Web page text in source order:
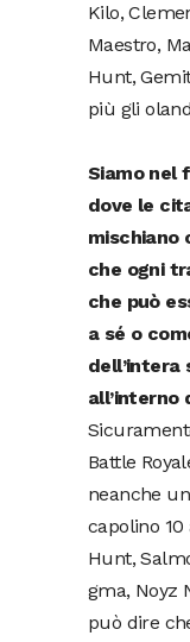
Kilo,
Maestro,
Hunt,
più gli
Siamo nel
dove le
mischiano
che ogni
che può
a sé o
dell’intera
all’interno
Battle
neanche
capolino 10
Hunt,
gma, Noyz
può dire